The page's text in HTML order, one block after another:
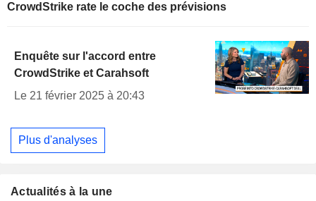
CrowdStrike rate le coche des prévisions
Enquête sur l'accord entre
CrowdStrike et Carahsoft
Le 21 février 2025 à 20:43
Plus d'analyses
Actualités à la une